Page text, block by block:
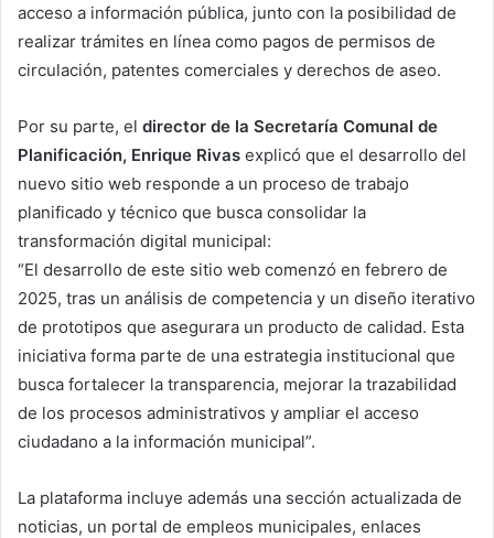
acceso a información pública, junto con la posibilidad de
realizar trámites en línea como pagos de permisos de
circulación, patentes comerciales y derechos de aseo.
Por su parte, el director de la Secretaría Comunal de
Planificación, Enrique Rivas explicó que el desarrollo del
nuevo sitio web responde a un proceso de trabajo
planificado y técnico que busca consolidar la
transformación digital municipal:
“El desarrollo de este sitio web comenzó en febrero de
2025, tras un análisis de competencia y un diseño iterativo
de prototipos que asegurara un producto de calidad. Esta
iniciativa forma parte de una estrategia institucional que
busca fortalecer la transparencia, mejorar la trazabilidad
de los procesos administrativos y ampliar el acceso
ciudadano a la información municipal”.
La plataforma incluye además una sección actualizada de
noticias, un portal de empleos municipales, enlaces